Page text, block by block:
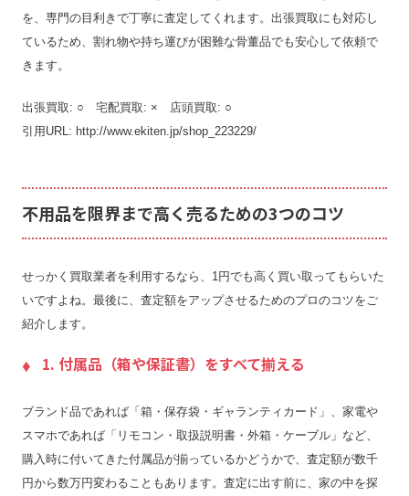
を、専門の目利きで丁寧に査定してくれます。出張買取にも対応し
ているため、割れ物や持ち運びが困難な骨董品でも安心して依頼で
きます。
出張買取: ○ 宅配買取: × 店頭買取: ○
引用URL: http://www.ekiten.jp/shop_223229/
不用品を限界まで高く売るための3つのコツ
せっかく買取業者を利用するなら、1円でも高く買い取ってもらいた
いですよね。最後に、査定額をアップさせるためのプロのコツをご
紹介します。
1. 付属品（箱や保証書）をすべて揃える
ブランド品であれば「箱・保存袋・ギャランティカード」、家電や
スマホであれば「リモコン・取扱説明書・外箱・ケーブル」など、
購入時に付いてきた付属品が揃っているかどうかで、査定額が数千
円から数万円変わることもあります。査定に出す前に、家の中を探